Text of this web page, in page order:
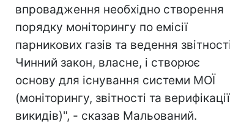
впровадження необхідно створення
порядку моніторингу по емісії
парникових газів та ведення
Чинний закон, власне, і створює
основу для існування системи МОЇ
(моніторингу, звітності та верифікації
викидів)", - сказав Мальований.